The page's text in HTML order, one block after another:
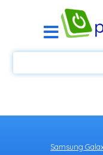
Samsung